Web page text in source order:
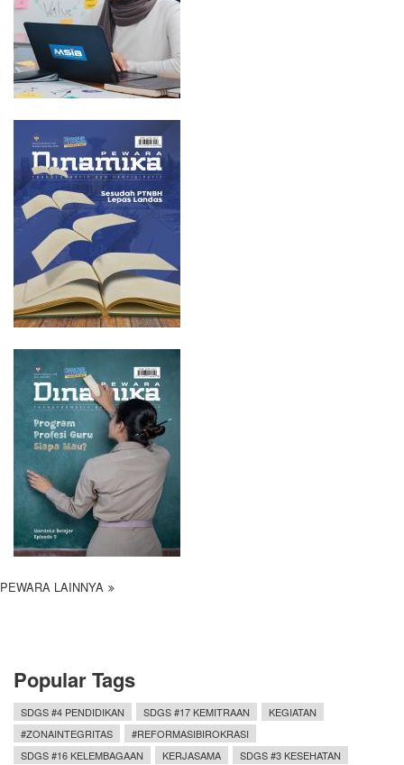
PEWARA LAINNYA
Popular Tags
SDGS #4 PENDIDIKAN SDGS #17 KEMITRAAN
KEGIATAN
#ZONAINTEGRITAS
#REFORMASIBIROKRASI
SDGS #16 KELEMBAGAAN
KERJASAMA
SDGS #3 KESEHATAN